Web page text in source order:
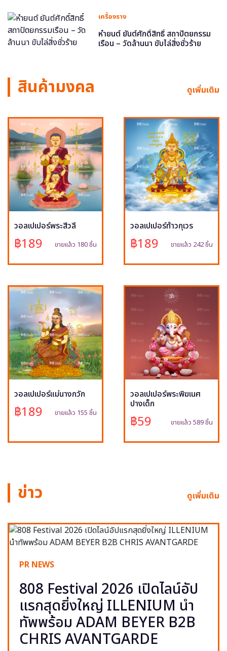
เครื่องราง
หำยนต์ ยันต์ศักดิ์สิทธิ์ สถาปัตยกรรม
เรือน – วัดล้านนา ขับไล่สิ่งชั่วร้าย
สินค้ามงคล ดูเพิ่มเติม
วอลเปเปอร์พระสีวลี
฿189 ขายแล้ว 180 ชิ้น
วอลเปเปอร์ท้าวกุเวร
฿189 ขายแล้ว 242 ชิ้น
วอลเปเปอร์แม่นางกวัก
฿189 ขายแล้ว 155 ชิ้น
วอลเปเปอร์พระพิฆเนศ
ปางเด็ก
฿59 ขายแล้ว 589 ชิ้น
ข่าว ดูเพิ่มเติม
PR NEWS
808 Festival 2026 เปิดไลน์อัป
แรกสุดยิ่งใหญ่ ILLENIUM นำ
ทัพพร้อม ADAM BEYER B2B
CHRIS AVANTGARDE